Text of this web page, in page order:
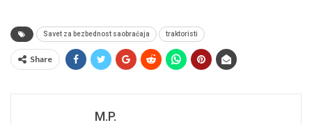
Savet za bezbednost saobraćaja traktoristi
Share
M.P.